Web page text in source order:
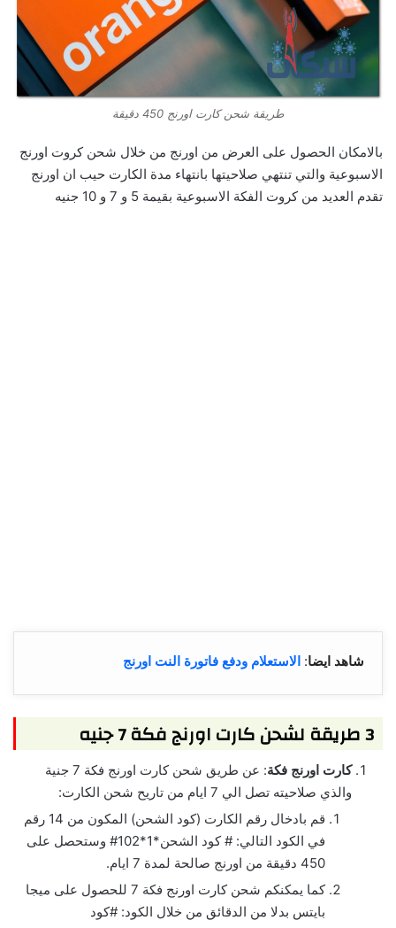
طريقة شحن كارت اورنج 450 دقيقة
بالامكان الحصول على العرض من اورنج من خلال شحن كروت اورنج
الاسبوعية والتي تنتهي صلاحيتها بانتهاء مدة الكارت حيب ان اورنج
تقدم العديد من كروت الفكة الاسبوعية بقيمة 5 و 7 و 10 جنيه
شاهد ايضا: الاستعلام ودفع فاتورة النت اورنج
3 طريقة لشحن كارت اورنج فكة 7 جنيه
كارت اورنج فكة
: عن طريق شحن كارت اورنج فكة 7 جنية
والذي صلاحيته تصل الي 7 ايام من تاريح شحن الكارت:
قم بادخال رقم الكارت (كود الشحن) المكون من 14 رقم
في الكود التالي: # كود الشحن*1*102# وستحصل على
450 دقيقة من اورنج صالحة لمدة 7 ايام.
كما يمكنكم شحن كارت اورنج فكة 7 للحصول على ميجا
بايتس بدلا من الدقائق من خلال الكود: #كود